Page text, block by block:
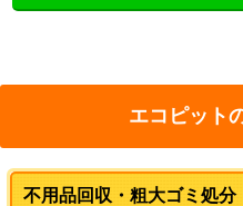
エコピット
不用品回収・粗大ゴミ処分